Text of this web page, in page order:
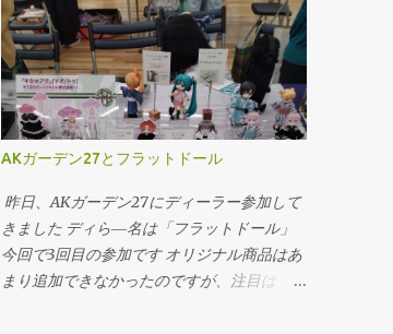
す。 シルバーは画像では明るいグレーと
いう感じでしたが、ちゃんとメタ材料が入っ
てます。フィラメント状態ではラメはあまり
目立ちませんが造形すると表面が荒れるせい
か、そこそこ出てきます。 この材料は残
念ながらUPPlus2に合いませんでした。 造
形ミスが頻発して使い物になりません。
症状と原因を追究すると、 ・造形中に材料
が出なくなり、空を描く。 ・その原因はエ
クストルーダーの中で材料が止まってしま
う。 ・その原因は送りギアが材料を削って
AKガーデン27とフラットドール
昨日、AKガーデン27にディーラー参加して
きました ディら―名は「フラットドール」
今回で3回目の参加です オリジナル商品はあ
まり追加できなかったのですが、注目はテー